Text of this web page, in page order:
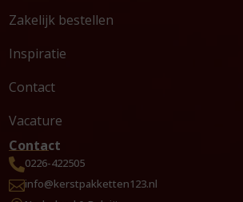
Zakelijk bestellen
Inspiratie
Contact
Vacature
Contact
0226-422505
info@kerstpakketten123.nl